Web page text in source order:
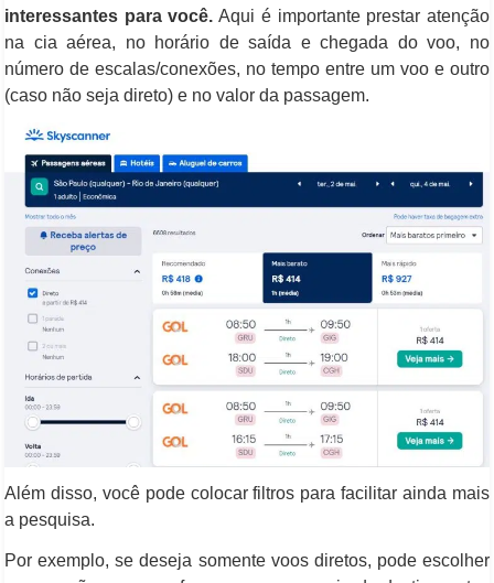
interessantes para você. Aqui é importante prestar atenção
na cia aérea, no horário de saída e chegada do voo, no
número de escalas/conexões, no tempo entre um voo e outro
(caso não seja direto) e no valor da passagem.
Além disso, você pode colocar filtros para facilitar ainda mais
a pesquisa.
Por exemplo, se deseja somente voos diretos, pode escolher